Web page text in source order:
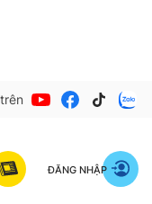
ĐĂNG NHẬP